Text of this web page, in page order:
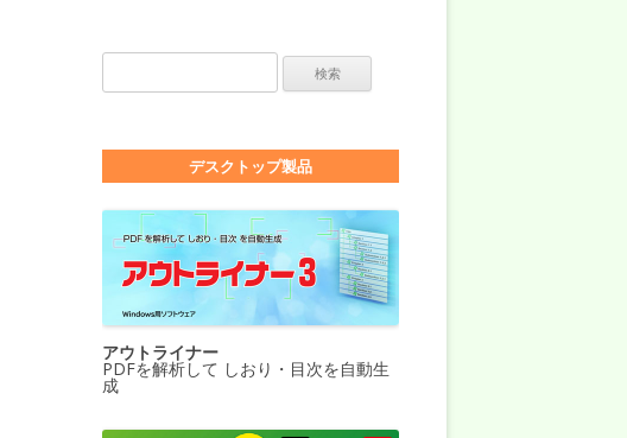
デスクトップ製品
アウトライナー
PDFを解析して しおり・目次を自動生
成